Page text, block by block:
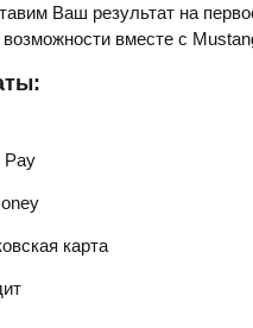
Ваш результат на
вместе с
Pay
карта